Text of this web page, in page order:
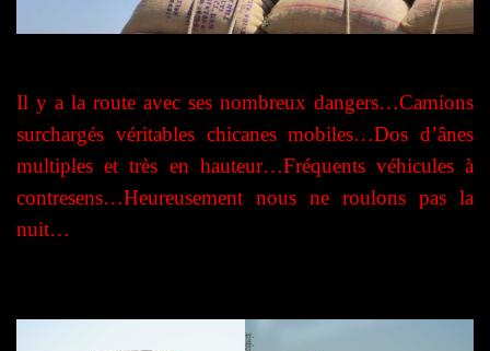
Il y a la route avec ses nombreux dangers…Camions
surchargés véritables chicanes mobiles…Dos d’ânes
multiples et très en hauteur…Fréquents véhicules à
contresens…Heureusement nous ne roulons pas la
nuit…